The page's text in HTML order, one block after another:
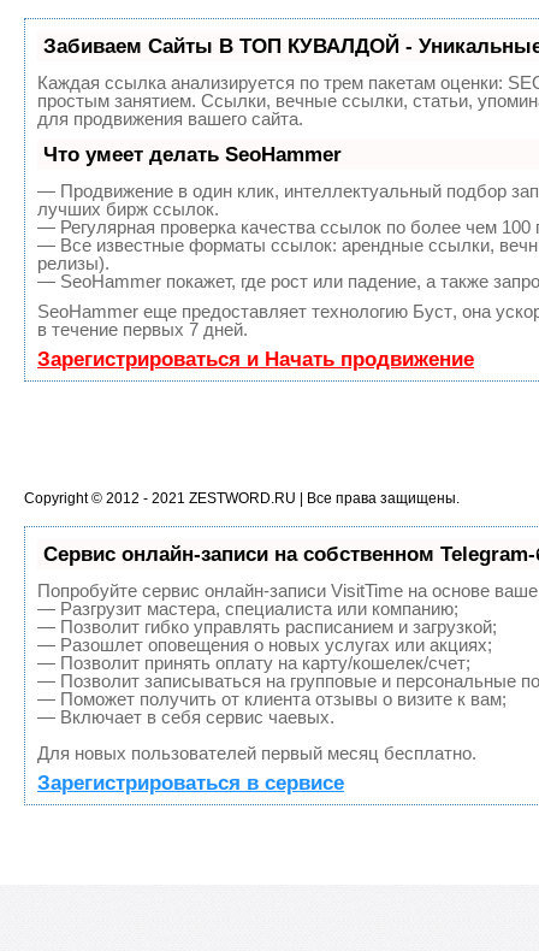
Забиваем Сайты В ТОП КУВАЛДОЙ - Уникальные
Каждая ссылка анализируется по трем пакетам оценки:
простым занятием. Ссылки, вечные ссылки, статьи,
для продвижения вашего сайта.
Что умеет делать SeoHammer
— Продвижение в один клик, интеллектуальный подбор
лучших бирж ссылок.
— Регулярная проверка качества ссылок по более чем 100
— Все известные форматы ссылок: арендные ссылки,
релизы).
— SeoHammer покажет, где рост или падение, а также
SeoHammer еще предоставляет технологию Буст, она
в течение первых 7 дней.
Зарегистрироваться и Начать продвижение
Copyright © 2012 - 2021 ZESTWORD.RU | Все права защищены.
Сервис онлайн-записи на собственном Telegram-
Попробуйте сервис онлайн-записи VisitTime на основе
— Разгрузит мастера, специалиста или компанию;
— Позволит гибко управлять расписанием и загрузкой;
— Разошлет оповещения о новых услугах или акциях;
— Позволит принять оплату на карту/кошелек/счет;
— Позволит записываться на групповые и персональные
— Поможет получить от клиента отзывы о визите к вам;
— Включает в себя сервис чаевых.
Для новых пользователей первый месяц бесплатно.
Зарегистрироваться в сервисе